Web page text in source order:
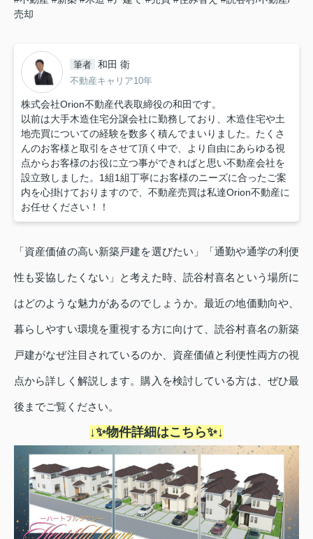
売却
筆者 和田 衛
不動産キャリア10年
株式会社Orion不動産代表取締役の和田です。
以前は大手木造住宅分譲会社に勤務しており、木造住宅や土
地売買についての経験を数多く積んでまいりました。たくさ
んのお客様と取引をさせて頂く中で、より自由にあらゆる視
点からお客様のお役に立つ事ができればと思い不動産会社を
設立致しました。1組1組丁寧にお客様のニーズに合ったご案
内を心掛けておりますので、不動産売買は私達Orion不動産に
お任せください！！
「資産価値の高い新築戸建を選びたい」「通勤や通学の利便
性も妥協したくない」と考えた時、読谷村喜名という場所に
はどのような魅力があるのでしょうか。最近の地価動向や、
暮らしやすい環境を重視する方に向けて、読谷村喜名の新築
戸建がなぜ注目されているのか、資産価値と利便性両方の視
点から詳しく解説します。購入を検討している方は、ぜひ最
後までご覧ください。
↓✨物件詳細はこちら✨↓